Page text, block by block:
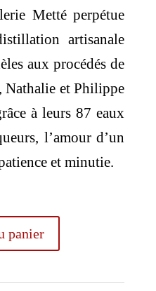
Metté perpétue
artisanale
aux procédés de
Nathalie et Philippe
à leurs 87 eaux
l’amour d’un
et minutie.
panier